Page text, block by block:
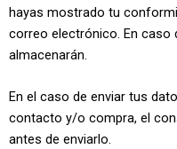
hayas mostrado tu
correo electrónico. En caso
almacenarán.
En el caso de enviar tus
contacto y/o compra, el
antes de enviarlo.